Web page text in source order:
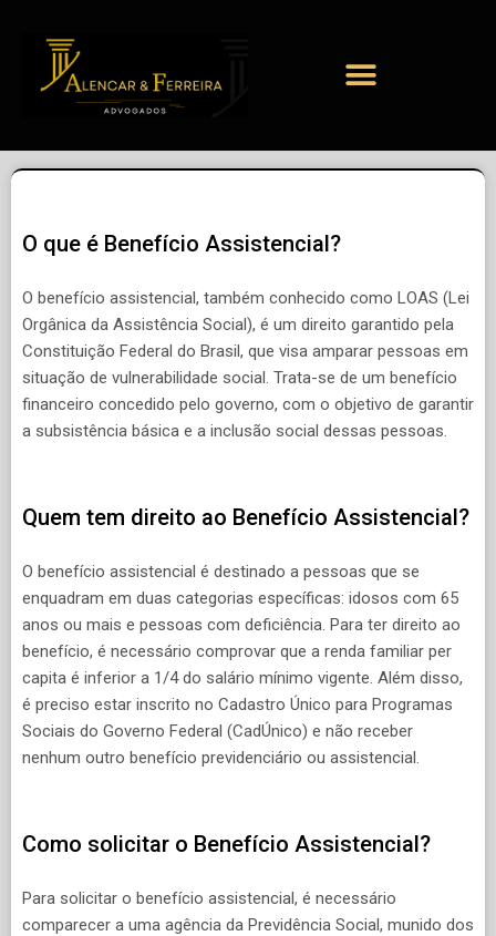
O que é Benefício Assistencial?
O benefício assistencial, também conhecido como LOAS (Lei
Orgânica da Assistência Social), é um direito garantido pela
Constituição Federal do Brasil, que visa amparar pessoas em
situação de vulnerabilidade social. Trata-se de um benefício
financeiro concedido pelo governo, com o objetivo de garantir
a subsistência básica e a inclusão social dessas pessoas.
Quem tem direito ao Benefício Assistencial?
O benefício assistencial é destinado a pessoas que se
enquadram em duas categorias específicas: idosos com 65
anos ou mais e pessoas com deficiência. Para ter direito ao
benefício, é necessário comprovar que a renda familiar per
capita é inferior a 1/4 do salário mínimo vigente. Além disso,
é preciso estar inscrito no Cadastro Único para Programas
Sociais do Governo Federal (CadÚnico) e não receber
nenhum outro benefício previdenciário ou assistencial.
Como solicitar o Benefício Assistencial?
Para solicitar o benefício assistencial, é necessário
comparecer a uma agência da Previdência Social, munido dos